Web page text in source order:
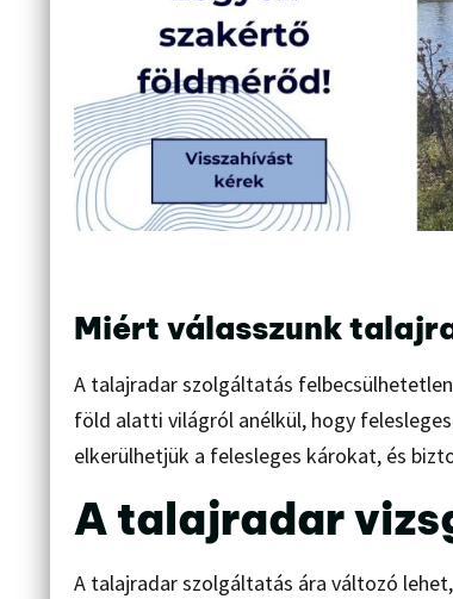
Miért válasszunk
A talajradar szolgáltatás
föld alatti világról anélkül, hogy
elkerülhetjük a felesleges károkat, és
A talajradar
A talajradar szolgáltatás ára változó